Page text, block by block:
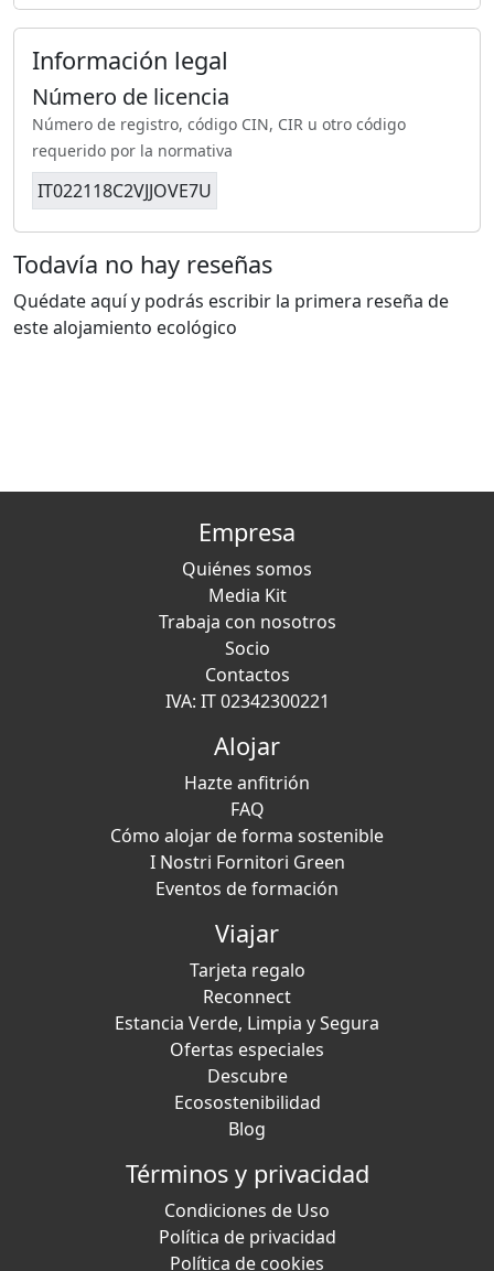
Información legal
Número de licencia
Número de registro, código CIN, CIR u otro código
requerido por la normativa
IT022118C2VJJOVE7U
Todavía no hay reseñas
Quédate aquí y podrás escribir la primera reseña de
este alojamiento ecológico
Empresa
Quiénes somos
Media Kit
Trabaja con nosotros
Socio
Contactos
IVA: IT 02342300221
Alojar
Hazte anfitrión
FAQ
Cómo alojar de forma sostenible
I Nostri Fornitori Green
Eventos de formación
Viajar
Tarjeta regalo
Reconnect
Estancia Verde, Limpia y Segura
Ofertas especiales
Descubre
Ecosostenibilidad
Blog
Términos y privacidad
Condiciones de Uso
Política de privacidad
Política de cookies